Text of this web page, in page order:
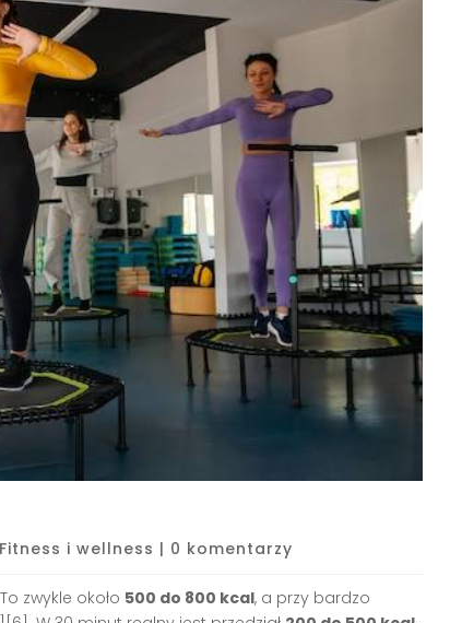
Fitness i wellness | 0 komentarzy
zwykle około 500 do 800 kcal, a przy bardzo